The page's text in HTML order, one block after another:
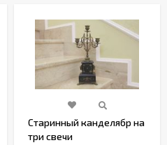
Старинный канделябр на
три свечи